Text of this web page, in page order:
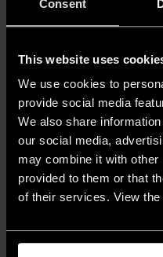
Consent
This website uses
We use cookies to
provide social media
We also share
our social media,
may combine it with other
provided to them or that
of their services. View
della fotografia della
professione,
sensibilità nel
arte, rigore
per raccontare la
pragmatica e
l’arte, la sensualità, la